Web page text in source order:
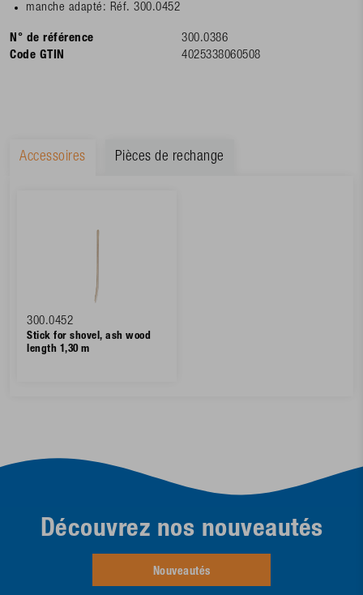
manche adapté: Réf. 300.0452
N° de référence
300.0386
Code GTIN
4025338060508
Accessoires Pièces de rechange
300.0452
Stick for shovel, ash wood
length 1,30 m
Découvrez nos nouveautés
Nouveautés